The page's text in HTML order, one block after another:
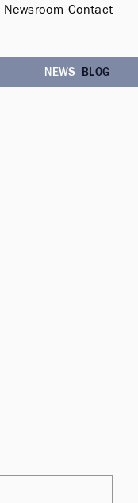
Newsroom Contact
NEWS BLOG